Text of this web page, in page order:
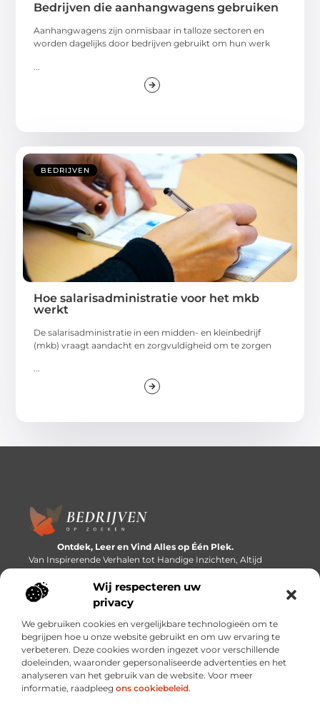
Wij respecteren uw
privacy
We gebruiken cookies en vergelijkbare technologieën om te
begrijpen hoe u onze website gebruikt en om uw ervaring te
verbeteren. Deze cookies worden ingezet voor verschillende
doeleinden, waaronder gepersonaliseerde advertenties en het
analyseren van het gebruik van de website. Voor meer
informatie, raadpleeg ons cookiebeleid.
Bedrijven die aanhangwagens gebruiken
Aanhangwagens zijn onmisbaar in talloze sectoren en
worden dagelijks door bedrijven gebruikt om hun werk
BEDRIJVEN
Hoe salarisadministratie voor het mkb
werkt
De salarisadministratie in een midden- en kleinbedrijf
(mkb) vraagt aandacht en zorgvuldigheid om te zorgen
Ontdek, Leer en Vind Alles op Één Plek.
Van Inspirerende Verhalen tot Handige Inzichten, Altijd
Binnen Handbereik.
Bericht categorie
Onze informatie